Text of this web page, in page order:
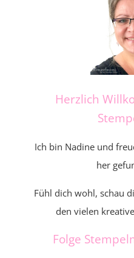
Herzlich
Ich bin Nadine und
her
Fühl dich wohl, schau
den vielen
Folge